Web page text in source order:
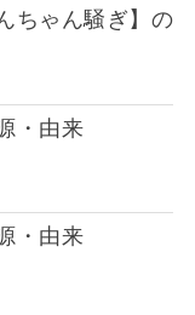
ちゃん騒ぎ】の
・由来
・由来